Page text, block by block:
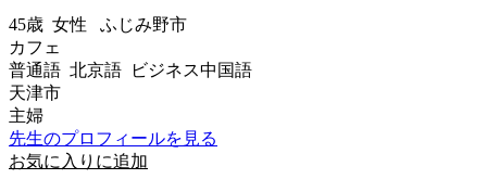
45歳 女性 ふじみ野市
カフェ
普通語 北京語 ビジネス中国語
天津市
主婦
先生のプロフィールを見る
お気に入りに追加